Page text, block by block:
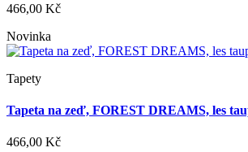
466,00 Kč
Novinka
Tapety
Tapeta na zeď, FOREST DREAMS, les
466,00 Kč